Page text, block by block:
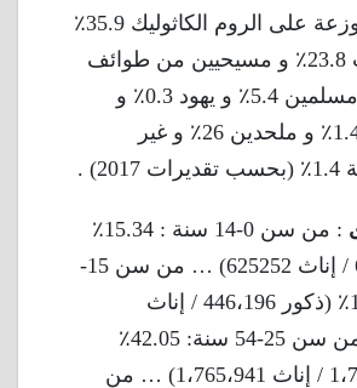
الديانات و الموزعة على الروم الكاثوليك 35.9٪
و البروتستانت 23.8٪ و مسيحيين من طوائف
أخري 5.9٪ و مسلمين 5.4٪ و يهود 0.3٪ و
ديانات أخري 1.4٪ و ملحدين 26٪ و غير
.
: من سن 0-14 سنة : 15.34٪
(ذكور 664255 / إناث 625252) … من سن 15-
24 سنة: 10.39٪ (ذكور 446،196 / إناث
426،708) … من سن 25-54 سنة: 42.05٪
(ذكور 1،768،245 / إناث 1،765،941) … من